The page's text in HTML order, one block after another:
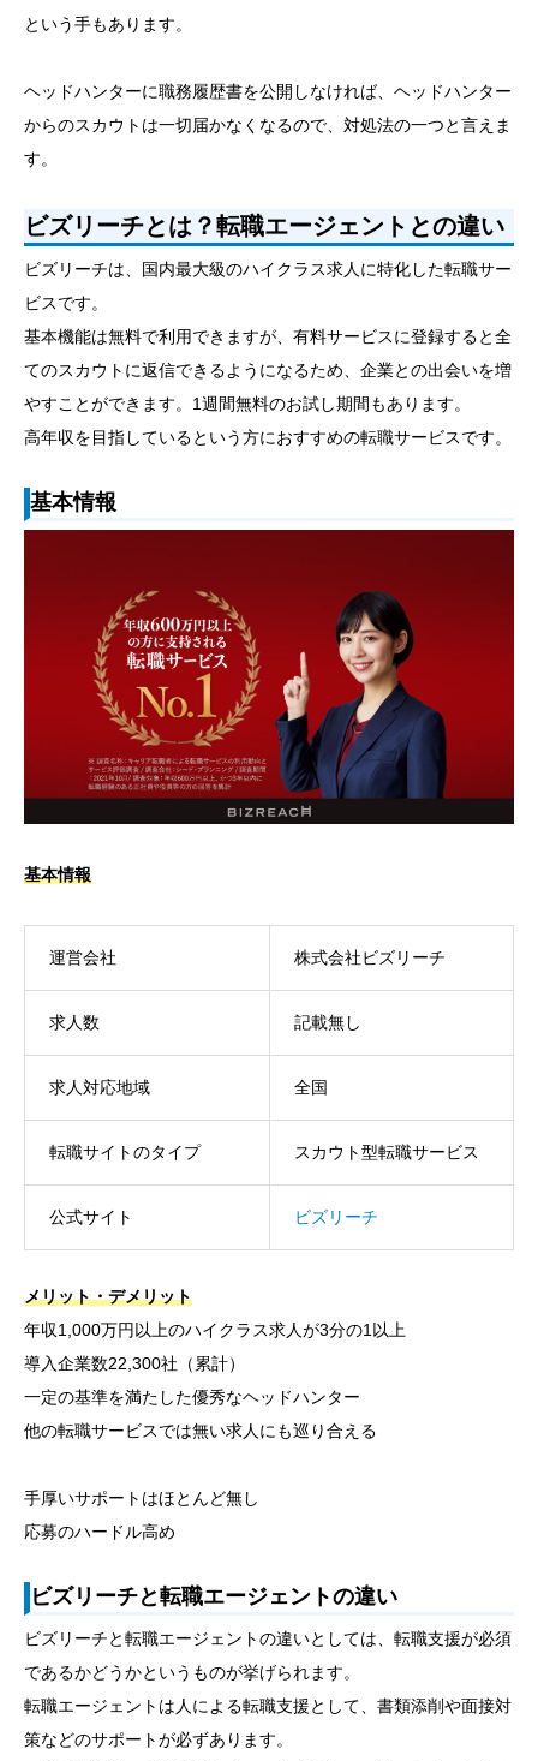
という手もあります。
ヘッドハンターに職務履歴書を公開しなければ、ヘッドハンター
からのスカウトは一切届かなくなるので、対処法の一つと言えま
す。
ビズリーチとは？転職エージェントとの違い
ビズリーチは、国内最大級のハイクラス求人に特化した転職サー
ビスです。
基本機能は無料で利用できますが、有料サービスに登録すると全
てのスカウトに返信できるようになるため、企業との出会いを増
やすことができます。1週間無料のお試し期間もあります。
高年収を目指しているという方におすすめの転職サービスです。
基本情報
基本情報
運営会社 株式会社ビズリーチ
求人数 記載無し
求人対応地域 全国
転職サイトのタイプ スカウト型転職サービス
公式サイト ビズリーチ
メリット・デメリット
年収1,000万円以上のハイクラス求人が3分の1以上
導入企業数22,300社（累計）
一定の基準を満たした優秀なヘッドハンター
他の転職サービスでは無い求人にも巡り合える
手厚いサポートはほとんど無し
応募のハードル高め
ビズリーチと転職エージェントの違い
ビズリーチと転職エージェントの違いとしては、転職支援が必須
であるかどうかというものが挙げられます。
転職エージェントは人による転職支援として、書類添削や面接対
策などのサポートが必ずあります。